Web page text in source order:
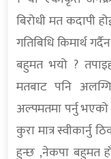
बिरोधी मत कदापी
गतिबिधि किमार्थ
बहुमत भयो ?
मतबाट पनि
अल्पमतमा पर्नु
कुरा मात्र
हुन्छ ,नेकपा बहुमत